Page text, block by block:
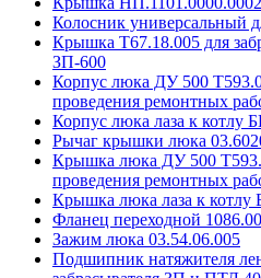
Колосник универсальный
Крышка Т67.18.005 для
ЗП-600
Корпус люка ДУ 500
проведения ремонтных
Корпус люка лаза к котлу
Рычаг крышки люка
Крышка люка ДУ 500
проведения ремонтных
Крышка люка лаза к котлу
Фланец переходной
Зажим люка 03.54.06.005
Подшипник натяжителя